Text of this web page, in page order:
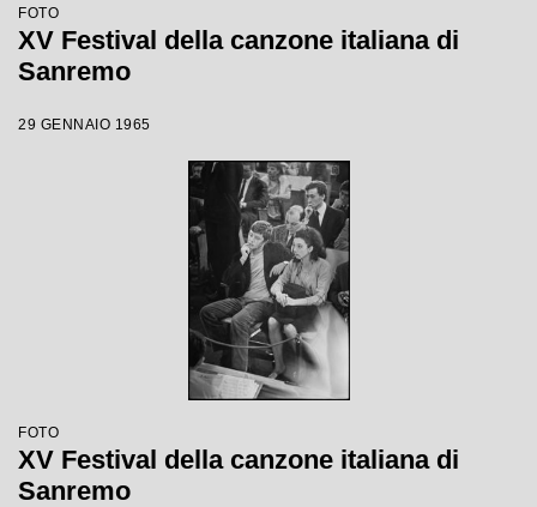
FOTO
XV Festival della canzone italiana di
Sanremo
29 GENNAIO 1965
FOTO
XV Festival della canzone italiana di
Sanremo